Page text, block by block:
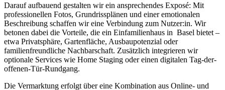
Darauf aufbauend gestalten wir ein ansprechendes Exposé: Mit
professionellen Fotos, Grundrissplänen und einer emotionalen
Beschreibung schaffen wir eine Verbindung zum Nutzer:in. Wir
betonen dabei die Vorteile, die ein Einfamilienhaus in Basel bietet –
etwa Privatsphäre, Gartenfläche, Ausbaupotenzial oder
familienfreundliche Nachbarschaft. Zusätzlich integrieren wir
optionale Services wie Home Staging oder einen digitalen Tag-der-
offenen-Tür-Rundgang.
Die Vermarktung erfolgt über eine Kombination aus Online- und